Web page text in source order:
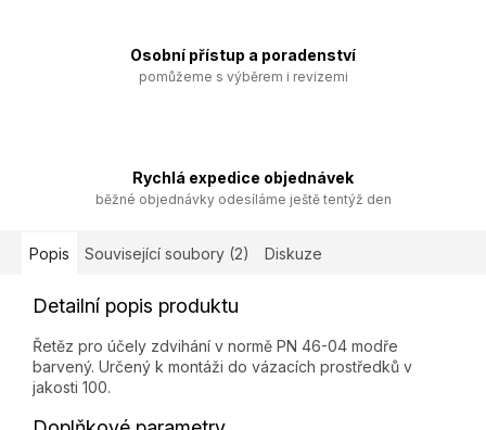
Osobní přístup a poradenství
pomůžeme s výběrem i revizemi
Rychlá expedice objednávek
běžné objednávky odesíláme ještě tentýž den
Popis Související soubory (2) Diskuze
Detailní popis produktu
Řetěz pro účely zdvihání v normě PN 46-04 modře
barvený. Určený k montáži do vázacích prostředků v
jakosti 100.